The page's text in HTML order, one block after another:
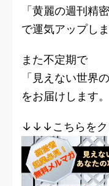
「黄麗の週刊精
で運気アップし
また不定期で
「見えない世界
をお届けします。
↓↓↓こちらをク